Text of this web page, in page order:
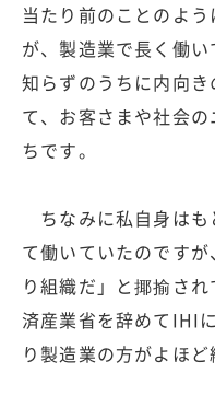
当たり前のことのよ
が、製造業で長く働
知らずのうちに内向
て、お客さまや社会
ちです。
ちなみに私自身はも
て働いていたのです
り組織だ」と揶揄さ
済産業省を辞めてIHI
り製造業の方がよほど